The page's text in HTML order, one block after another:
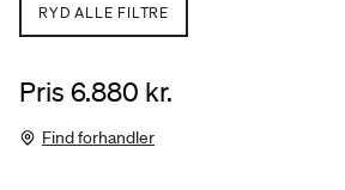
RYD ALLE FILTRE
Pris 6.880 kr.
Find forhandler